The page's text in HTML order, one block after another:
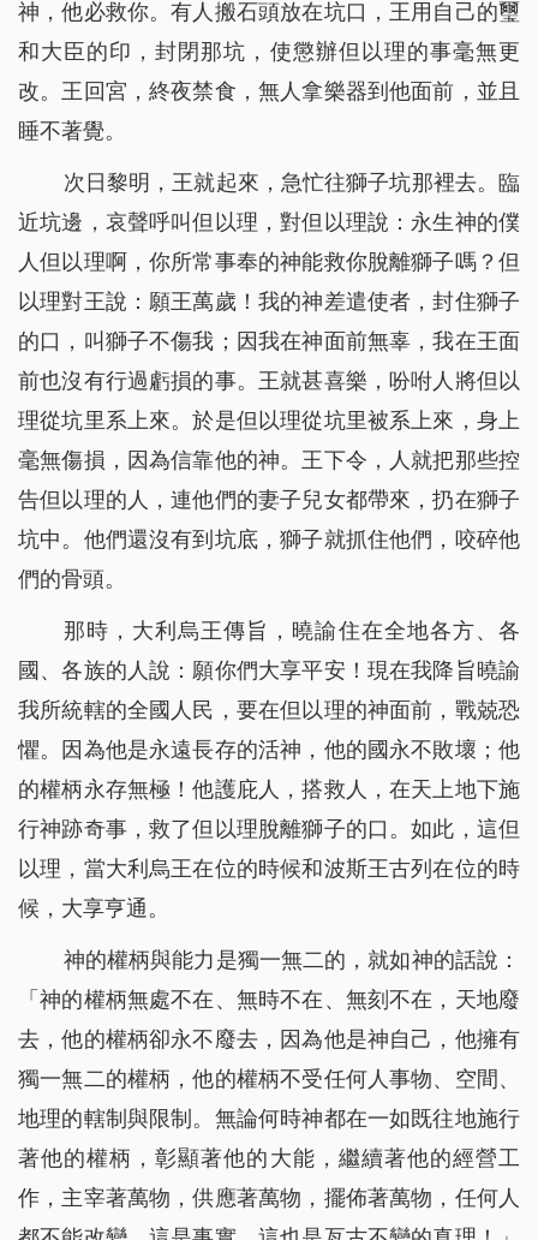
神，他必救你。有人搬石頭放在坑口，王用自己的璽
和大臣的印，封閉那坑，使懲辦但以理的事毫無更
改。王回宮，終夜禁食，無人拿樂器到他面前，並且
睡不著覺。
次日黎明，王就起來，急忙往獅子坑那裡去。臨
近坑邊，哀聲呼叫但以理，對但以理說：永生神的僕
人但以理啊，你所常事奉的神能救你脫離獅子嗎？但
以理對王說：願王萬歲！我的神差遣使者，封住獅子
的口，叫獅子不傷我；因我在神面前無辜，我在王面
前也沒有行過虧損的事。王就甚喜樂，吩咐人將但以
理從坑里系上來。於是但以理從坑里被系上來，身上
毫無傷損，因為信靠他的神。王下令，人就把那些控
告但以理的人，連他們的妻子兒女都帶來，扔在獅子
坑中。他們還沒有到坑底，獅子就抓住他們，咬碎他
們的骨頭。
那時，大利烏王傳旨，曉諭住在全地各方、各
國、各族的人說：願你們大享平安！現在我降旨曉諭
我所統轄的全國人民，要在但以理的神面前，戰兢恐
懼。因為他是永遠長存的活神，他的國永不敗壞；他
的權柄永存無極！他護庇人，搭救人，在天上地下施
行神跡奇事，救了但以理脫離獅子的口。如此，這但
以理，當大利烏王在位的時候和波斯王古列在位的時
候，大享亨通。
神的權柄與能力是獨一無二的，就如神的話說：
「神的權柄無處不在、無時不在、無刻不在，天地廢
去，他的權柄卻永不廢去，因為他是神自己，他擁有
獨一無二的權柄，他的權柄不受任何人事物、空間、
地理的轄制與限制。無論何時神都在一如既往地施行
著他的權柄，彰顯著他的大能，繼續著他的經營工
作，主宰著萬物，供應著萬物，擺佈著萬物，任何人